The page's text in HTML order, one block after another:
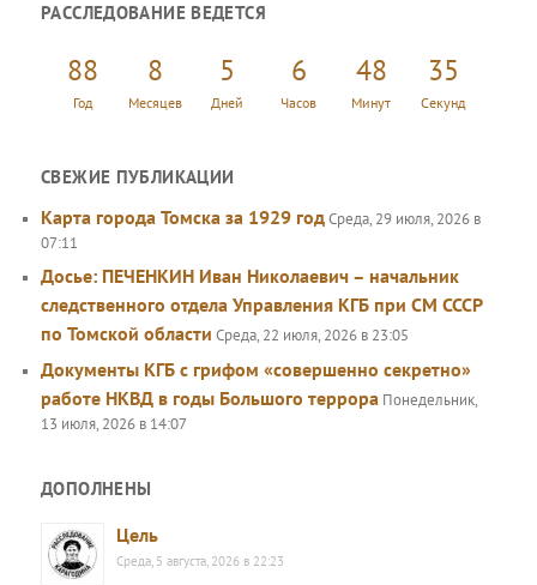
с
РАССЛЕДОВАНИЕ ВЕДЕТСЯ
88
Год
8
Месяцев
5
Дней
6
Часов
48
Минут
35
Секунд
СВЕЖИЕ ПУБЛИКАЦИИ
Карта города Томска за 1929 годСреда, 29 июля, 2026 в
07:11
Досье: ПЕЧЕНКИН Иван Николаевич – начальник
следственного отдела Управления КГБ при СМ СССР
по Томской области Среда, 22 июля, 2026 в 23:05
Документы КГБ с грифом «совершенно секретно»
работе НКВД в годы Большого террора Понедельник,
13 июля, 2026 в 14:07
ДОПОЛНЕНЫ
Цель
Среда, 5 августа, 2026 в 22:23